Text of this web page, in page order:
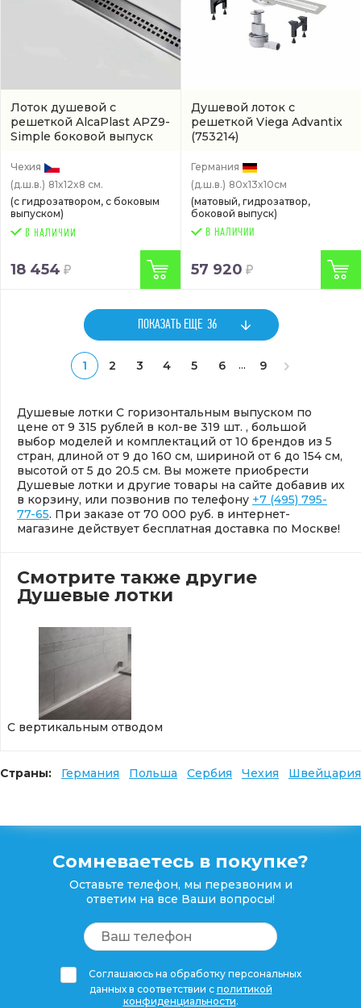
Лоток душевой с
решеткой AlcaPlast APZ9-
Simple боковой выпуск
Чехия
(д.ш.в.) 81x12x8 см.
(с гидрозатвором, с боковым
выпуском)
18 454
Душевой лоток с
решеткой Viega Advantix
(753214)
Германия
(д.ш.в.) 80x13x10см
(матовый, гидрозатвор,
боковой выпуск)
В НАЛИЧИИ
57 920
ПОКАЗАТЬ ЕЩЕ 36
1 2 3 4 5 6 ... 9
Душевые лотки С горизонтальным выпуском по
цене от 9 315 рублей в кол-ве 319 шт. , большой
выбор моделей и комплектаций от 10 брендов из 5
стран, длиной от 9 до 160 см, шириной от 6 до 154 см,
высотой от 5 до 20.5 см. Вы можете приобрести
Душевые лотки и другие товары на сайте добавив их
в корзину, или позвонив по телефону +7 (495) 795-
77-65. При заказе от 70 000 руб. в интернет-
магазине действует бесплатная доставка по Москве!
Смотрите также другие
Душевые лотки
С вертикальным отводом
Страны: Германия Польша Сербия Чехия Швейцария
Сомневаетесь в покупке?
Оставьте телефон, мы перезвоним и
ответим на все Ваши вопросы!
Соглашаюсь на обработку персональных
данных в соответствии с политикой
конфиденциальности.